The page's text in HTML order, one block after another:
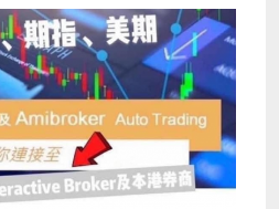
用程式做Backtesting 如何利用
強勢美股及港股 股票期權每月
Multicharts14連接證券行
報名whatspp 69091306 或電郵